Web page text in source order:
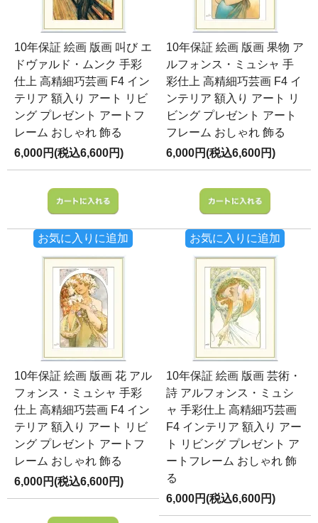
10年保証 絵画 版画 叫び エ
ドヴァルド・ムンク 手彩
仕上 高精細巧芸画 F4 イン
テリア 額入り アート リビ
ング プレゼント アートフ
レーム おしゃれ 飾る
6,000円(税込6,600円)
お気に入りに追加
10年保証 絵画 版画 果物 ア
ルフォンス・ミュシャ 手
彩仕上 高精細巧芸画 F4 イ
ンテリア 額入り アート リ
ビング プレゼント アート
フレーム おしゃれ 飾る
6,000円(税込6,600円)
お気に入りに追加
10年保証 絵画 版画 花 アル
フォンス・ミュシャ 手彩
仕上 高精細巧芸画 F4 イン
テリア 額入り アート リビ
ング プレゼント アートフ
レーム おしゃれ 飾る
6,000円(税込6,600円)
10年保証 絵画 版画 芸術・
詩 アルフォンス・ミュシ
ャ 手彩仕上 高精細巧芸画
F4 インテリア 額入り アー
ト リビング プレゼント ア
ートフレーム おしゃれ 飾
る
6,000円(税込6,600円)